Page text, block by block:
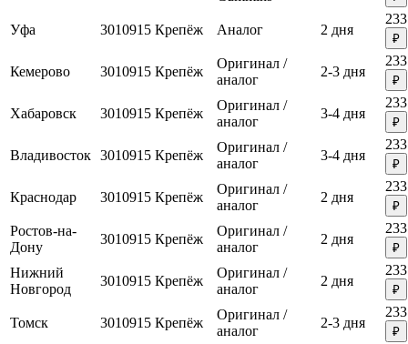
Уфа 3010915 Крепёж Аналог 2 дня
₽
Кемерово 3010915 Крепёж
Оригинал /
аналог
2-3 дня
₽
Хабаровск 3010915 Крепёж
Оригинал /
аналог
3-4 дня
₽
Владивосток 3010915 Крепёж
Оригинал /
аналог
3-4 дня
₽
Краснодар 3010915 Крепёж
Оригинал /
аналог
2 дня
₽
Ростов-на-
Дону
3010915 Крепёж
Оригинал /
аналог
2 дня
₽
Нижний
Новгород
3010915 Крепёж
Оригинал /
аналог
2 дня
₽
Томск 3010915 Крепёж
Оригинал /
аналог
2-3 дня
₽